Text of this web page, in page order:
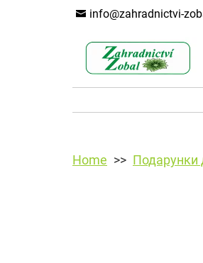
info@zahradnictvi-
Home Подарунки